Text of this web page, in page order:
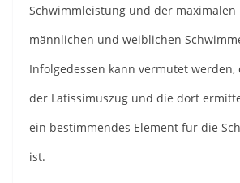
Schwimmleistung und der maximalen
männlichen und weiblichen
Infolgedessen kann vermutet werden,
der Latissimuszug und die dort
ein bestimmendes Element für die
ist.